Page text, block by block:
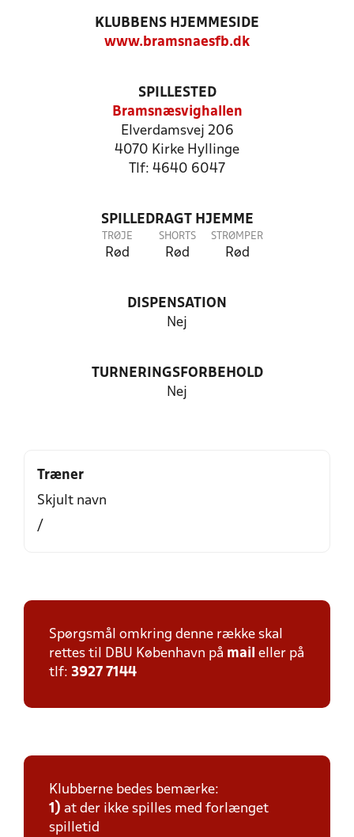
KLUBBENS HJEMMESIDE
www.bramsnaesfb.dk
SPILLESTED
Bramsnæsvighallen
Elverdamsvej 206
4070 Kirke Hyllinge
Tlf: 4640 6047
SPILLEDRAGT HJEMME
TRØJE
Rød
SHORTS
Rød
STRØMPER
Rød
DISPENSATION
Nej
TURNERINGSFORBEHOLD
Nej
Træner
Skjult navn
/
Spørgsmål omkring denne række skal
rettes til DBU København på mail eller på
tlf: 3927 7144
Klubberne bedes bemærke:
1) at der ikke spilles med forlænget
spilletid